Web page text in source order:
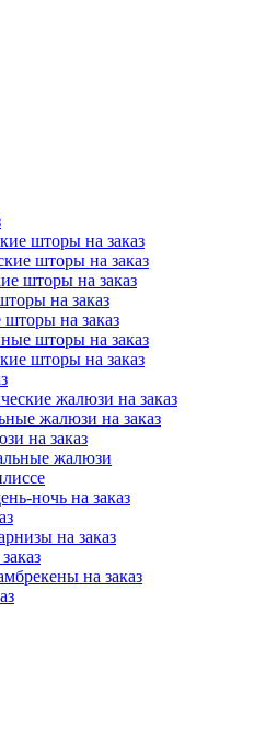
шторы на заказ
шторы на заказ
шторы на заказ
на заказ
на заказ
шторы на заказ
шторы на заказ
жалюзи на заказ
жалюзи на заказ
на заказ
жалюзи
ночь на заказ
на заказ
на заказ